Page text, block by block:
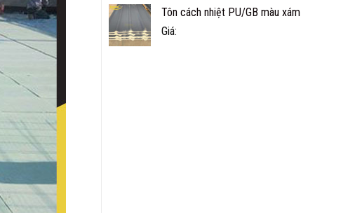
Tôn cách nhiệt PU/GB màu xám
Giá: